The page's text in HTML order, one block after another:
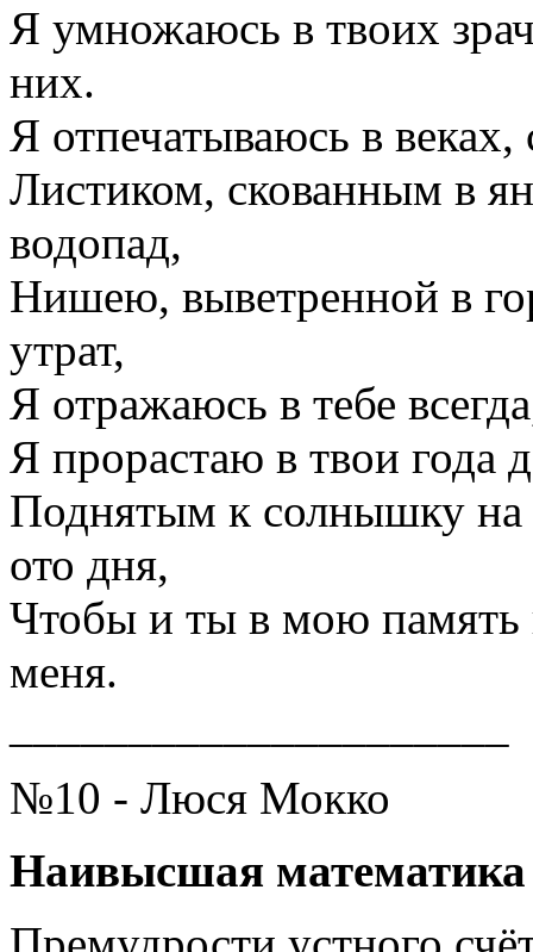
Я умножаюсь в твоих
них.
Я отпечатываюсь в
Листиком, скованным в
водопад,
Нишею, выветренной в
утрат,
Я отражаюсь в тебе
Я прорастаю в твои года
Поднятым к солнышку на
ото дня,
Чтобы и ты в мою
меня.
№10 - Люся Мокко
Наивысшая математика